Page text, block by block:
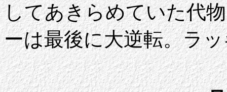
してあきらめていた代
ーは最後に大逆転。ラ